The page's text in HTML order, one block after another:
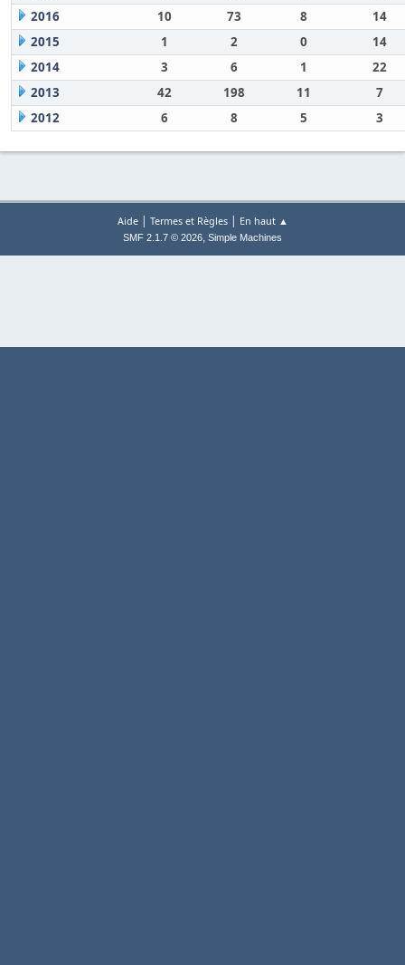
2016
10 73 8
14
2015
1 2 0
14
2014
3 6 1
22
2013
42 198 11
7
2012
6 8 5 3
Aide| Termes et Règles| En haut ▲
SMF 2.1.7 © 2026, Simple Machines